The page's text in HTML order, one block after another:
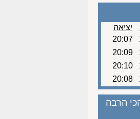
יציאה
20:07
20:09
20:10
20:08
הרבה